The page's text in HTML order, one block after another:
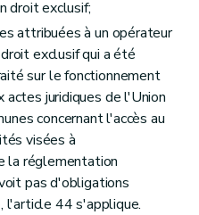
droit exclusif;
attribuées à un opérateur
exclusif qui a été
sur le fonctionnement
juridiques de l'Union
concernant l'accès au
visées à
la réglementation
pas d'obligations
l'article 44 s'applique.